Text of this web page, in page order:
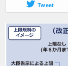
Tweet